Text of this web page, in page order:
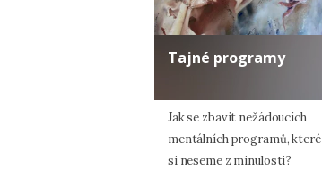
Tajné programy
Jak se zbavit nežádoucích
mentálních programů, které
si neseme z minulosti?